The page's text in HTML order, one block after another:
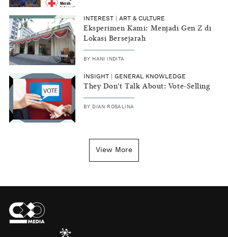
INTEREST ART & CULTURE
Eksperimen Kami: Menjadi Gen Z di
Lokasi Bersejarah
BY HANI INDITA
INSIGHT GENERAL KNOWLEDGE
They Don't Talk About: Vote-Selling
BY DIAN ROSALINA
View More